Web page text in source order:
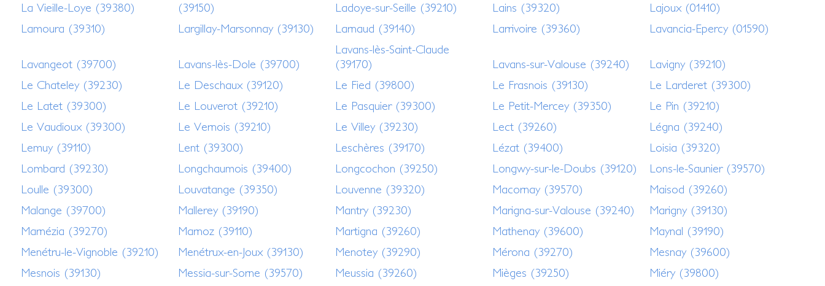
La Vieille-Loye (39380)
(39150)
Ladoye-sur-Seille (39210) Lains (39320)
Lajoux (01410)
Lamoura (39310)
Largillay-Marsonnay (39130) Larnaud (39140) Larrivoire (39360) Lavancia-Epercy (01590)
Lavangeot (39700) Lavans-lès-Dole (39700)
Lavans-lès-Saint-Claude
(39170)
Lavans-sur-Valouse (39240)
Lavigny (39210)
Le Chateley (39230)
Le Deschaux (39120) Le Fied (39800) Le Frasnois (39130)
Le Larderet (39300)
Le Latet (39300)
Le Louverot (39210) Le Pasquier (39300) Le Petit-Mercey (39350)
Le Pin (39210)
Le Vaudioux (39300)
Le Vernois (39210) Le Villey (39230) Lect (39260)
Légna (39240)
Lemuy (39110)
Lent (39300) Leschères (39170) Lézat (39400)
Loisia (39320)
Lombard (39230)
Longchaumois (39400) Longcochon (39250) Longwy-sur-le-Doubs (39120)
Lons-le-Saunier (39570)
Loulle (39300)
Louvatange (39350) Louvenne (39320) Macornay (39570)
Maisod (39260)
Malange (39700)
Mallerey (39190) Mantry (39230) Marigna-sur-Valouse (39240)
Marigny (39130)
Marnézia (39270)
Marnoz (39110) Martigna (39260) Mathenay (39600)
Maynal (39190)
Menétru-le-Vignoble (39210)
Menétrux-en-Joux (39130) Menotey (39290) Mérona (39270)
Mesnay (39600)
Mesnois (39130)
Messia-sur-Sorne (39570) Meussia (39260) Mièges (39250)
Miéry (39800)